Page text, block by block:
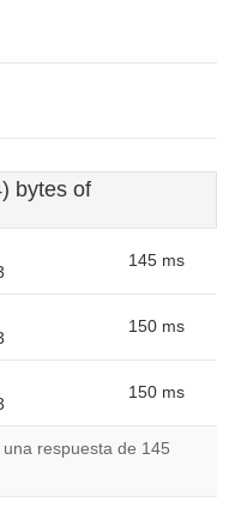
bytes of
145 ms
150 ms
150 ms
respuesta de 145